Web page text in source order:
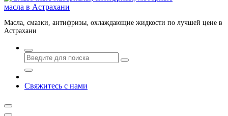
Масла, смазки, антифризы, охлаждающие жидкости по лучшей цене в
Астрахани
Свяжитесь с нами